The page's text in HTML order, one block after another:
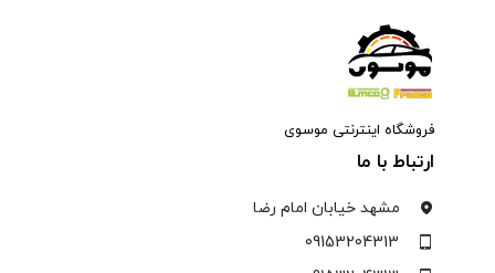
فروشگاه اینترنتی موسوی
ارتباط با ما
مشهد خیابان امام رضا
09153204313